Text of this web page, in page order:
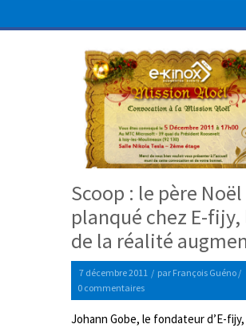
Scoop : le père
planqué chez E-fijy,
de la réalité
7 décembre 2011 / par François Guéno /
0 commentaires
Johann Gobe, le fondateur d’E-